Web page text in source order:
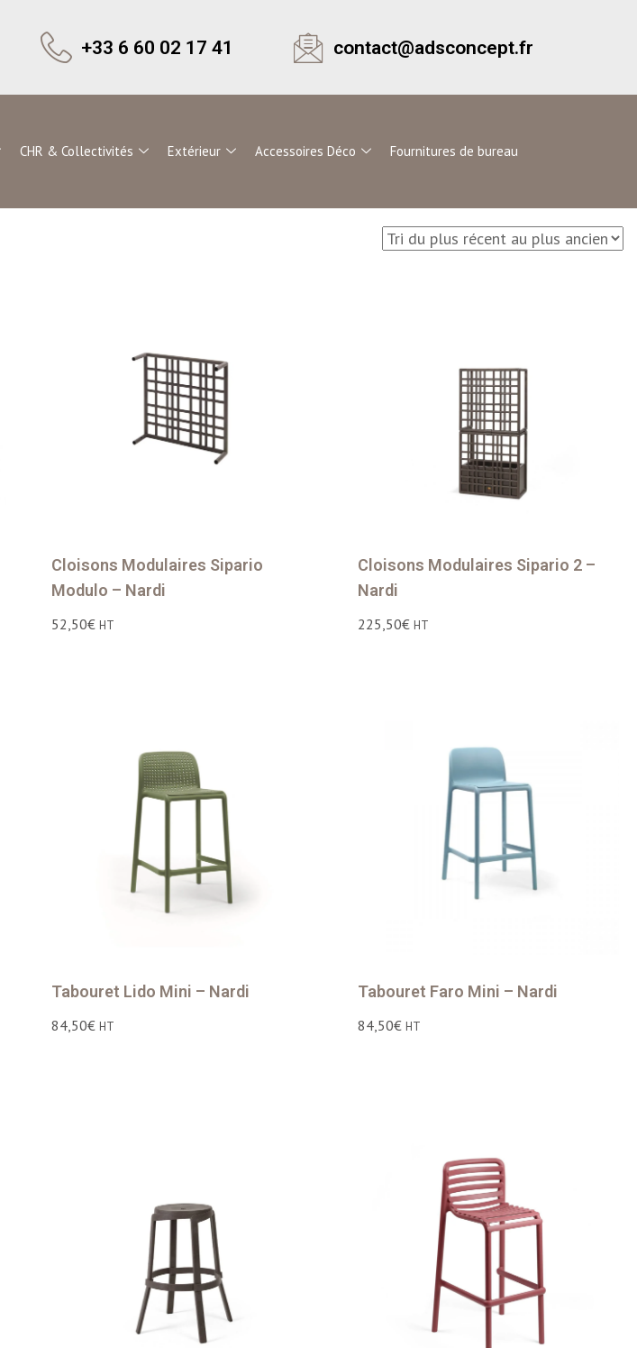
+33 6 60 02 17 41 contact@adsconcept.fr
CHR & Collectivités Extérieur Accessoires Déco Fournitures de bureau
Cloisons Modulaires Sipario
Modulo – Nardi
52,50€ HT
Cloisons Modulaires Sipario 2 –
Nardi
225,50€ HT
Tabouret Lido Mini – Nardi
84,50€ HT
Tabouret Faro Mini – Nardi
84,50€ HT